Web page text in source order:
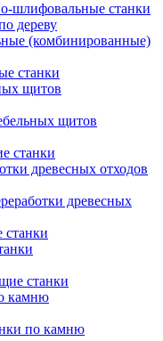
шлифовальные станки
дереву
(комбинированные)
станки
щитов
щитов
станки
древесных отходов
древесных
станки
станки
камню
по камню